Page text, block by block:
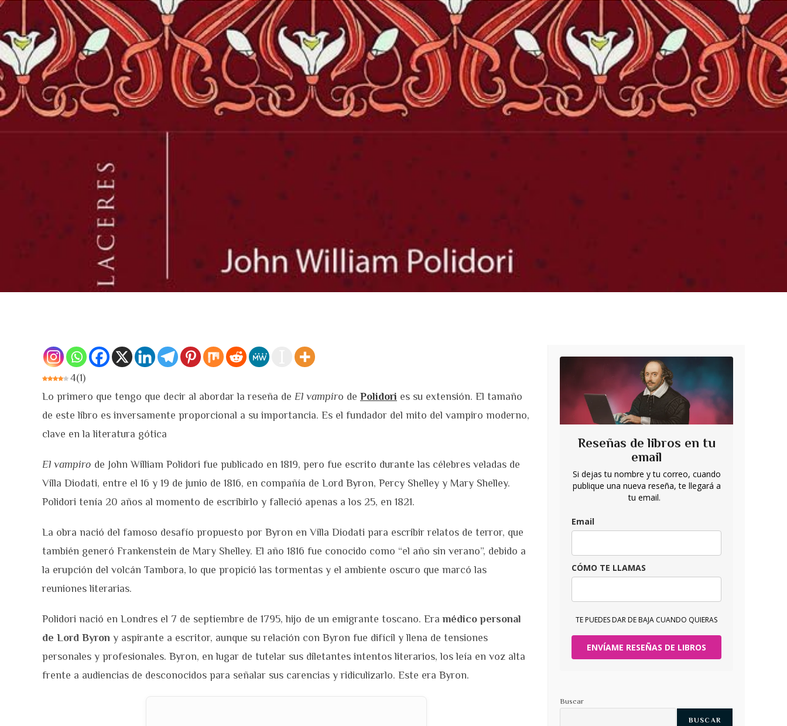
4(1)
Lo primero que tengo que decir al abordar la reseña de El vampiro de Polidori es su extensión. El tamaño
de este libro es inversamente proporcional a su importancia. Es el fundador del mito del vampiro moderno,
clave en la literatura gótica
El vampiro de John William Polidori fue publicado en 1819, pero fue escrito durante las célebres veladas de
Villa Diodati, entre el 16 y 19 de junio de 1816, en compañía de Lord Byron, Percy Shelley y Mary Shelley.
Polidori tenía 20 años al momento de escribirlo y falleció apenas a los 25, en 1821.
La obra nació del famoso desafío propuesto por Byron en Villa Diodati para escribir relatos de terror, que
también generó Frankenstein de Mary Shelley. El año 1816 fue conocido como “el año sin verano”, debido a
la erupción del volcán Tambora, lo que propició las tormentas y el ambiente oscuro que marcó las
reuniones literarias.
Polidori nació en Londres el 7 de septiembre de 1795, hijo de un emigrante toscano. Eramédico personal
de Lord Byron y aspirante a escritor, aunque su relación con Byron fue difícil y llena de tensiones
personales y profesionales. Byron, en lugar de tutelar sus diletantes intentos literarios, los leía en voz alta
frente a audiencias de desconocidos para señalar sus carencias y ridiculizarlo. Este era Byron.
Reseñas de libros en tu
email
Si dejas tu nombre y tu correo, cuando
publique una nueva reseña, te llegará a
tu email.
Email
CÓMO TE LLAMAS
TE PUEDES DAR DE BAJA CUANDO QUIERAS
ENVÍAME RESEÑAS DE LIBROS
Buscar
BUSCAR